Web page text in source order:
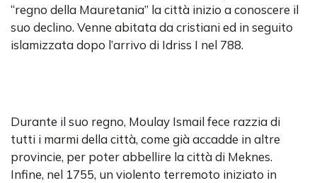
“regno della Mauretania” la città inizio a conoscere il
suo declino. Venne abitata da cristiani ed in seguito
islamizzata dopo l’arrivo di Idriss I nel 788.
Durante il suo regno, Moulay Ismail fece razzia di
tutti i marmi della città, come già accadde in altre
provincie, per poter abbellire la città di Meknes.
Infine, nel 1755, un violento terremoto iniziato in